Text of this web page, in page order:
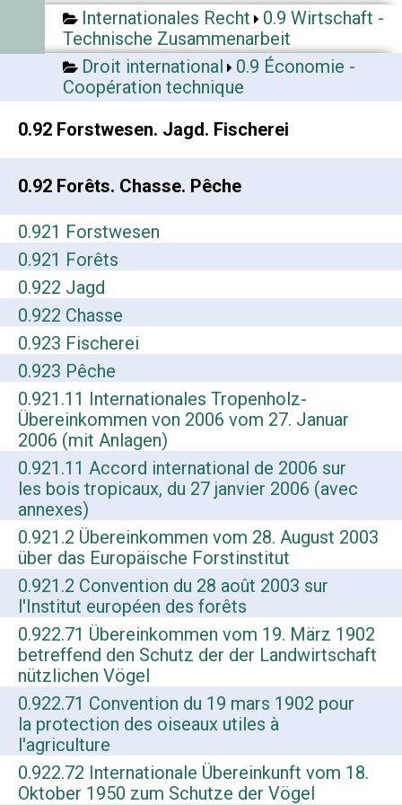
Internationales Recht
0.9 Wirtschaft -
Technische Zusammenarbeit
Droit international
0.9 Économie -
Coopération technique
0.92 Forstwesen. Jagd. Fischerei
0.92 Forêts. Chasse. Pêche
0.921 Forstwesen
0.921 Forêts
0.922 Jagd
0.922 Chasse
0.923 Fischerei
0.923 Pêche
0.921.11 Internationales Tropenholz-
Übereinkommen von 2006 vom 27. Januar
2006 (mit Anlagen)
0.921.11 Accord international de 2006 sur
les bois tropicaux, du 27 janvier 2006 (avec
annexes)
0.921.2 Übereinkommen vom 28. August 2003
über das Europäische Forstinstitut
0.921.2 Convention du 28 août 2003 sur
l'Institut européen des forêts
0.922.71 Übereinkommen vom 19. März 1902
betreffend den Schutz der der Landwirtschaft
nützlichen Vögel
0.922.71 Convention du 19 mars 1902 pour
la protection des oiseaux utiles à
l'agriculture
0.922.72 Internationale Übereinkunft vom 18.
Oktober 1950 zum Schutze der Vögel